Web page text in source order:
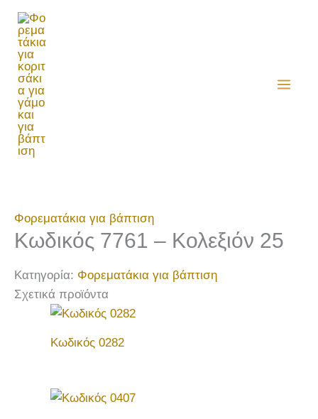
Μετάβαση
στο
περιεχόμενο
Φορεματάκια για βάπτιση
Κωδικός 7761 – Κολεξιόν 25
Κατηγορία: Φορεματάκια για βάπτιση
Σχετικά προϊόντα
Κωδικός 0282